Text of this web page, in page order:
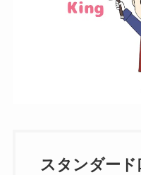
スタンダー